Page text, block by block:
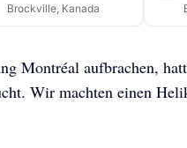
Brockville, Kanada
Montréal aufbrachen,
Wir machten einen